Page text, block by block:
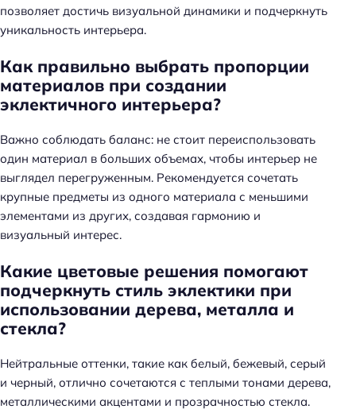
позволяет достичь визуальной динамики и подчеркнуть
уникальность интерьера.
Как правильно выбрать пропорции
материалов при создании
эклектичного интерьера?
Важно соблюдать баланс: не стоит переиспользовать
один материал в больших объемах, чтобы интерьер не
выглядел перегруженным. Рекомендуется сочетать
крупные предметы из одного материала с меньшими
элементами из других, создавая гармонию и
визуальный интерес.
Какие цветовые решения помогают
подчеркнуть стиль эклектики при
использовании дерева, металла и
стекла?
Нейтральные оттенки, такие как белый, бежевый, серый
и черный, отлично сочетаются с теплыми тонами дерева,
металлическими акцентами и прозрачностью стекла.
Н
й
т
и